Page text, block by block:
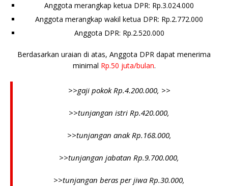
Anggota merangkap ketua DPR: Rp.3.024.000
Anggota merangkap wakil ketua DPR: Rp.2.772.000
Anggota DPR: Rp.2.520.000
Berdasarkan uraian di atas, Anggota DPR dapat menerima
minimal Rp.50 juta/bulan.
>>gaji pokok Rp.4.200.000, >>
>>tunjangan istri Rp.420.000,
>>tunjangan anak Rp.168.000,
>>tunjangan jabatan Rp.9.700.000,
>>tunjangan beras per jiwa Rp.30.000,